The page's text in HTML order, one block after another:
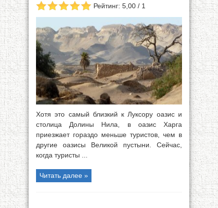
Рейтинг: 5,00 / 1
Хотя это самый близкий к Луксору оазис и
столица Долины Нила, в оазис Харга
приезжает гораздо меньше туристов, чем в
другие оазисы Великой пустыни. Сейчас,
когда туристы ...
Читать далее »